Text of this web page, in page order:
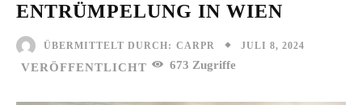
ENTRÜMPELUNG IN WIEN
ÜBERMITTELT DURCH: CARPR JULI 8, 2024
VERÖFFENTLICHT 673 Zugriffe